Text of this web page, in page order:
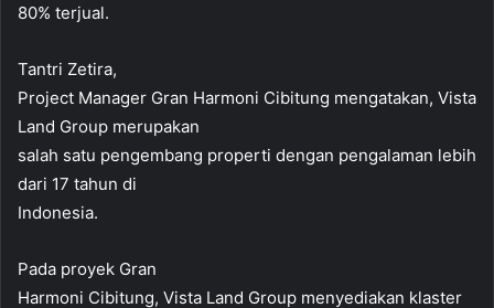
80% terjual.
Tantri Zetira,
Project Manager Gran Harmoni Cibitung mengatakan, Vista
Land Group merupakan
salah satu pengembang properti dengan pengalaman lebih
dari 17 tahun di
Indonesia.
Pada proyek Gran
Harmoni Cibitung, Vista Land Group menyediakan klaster